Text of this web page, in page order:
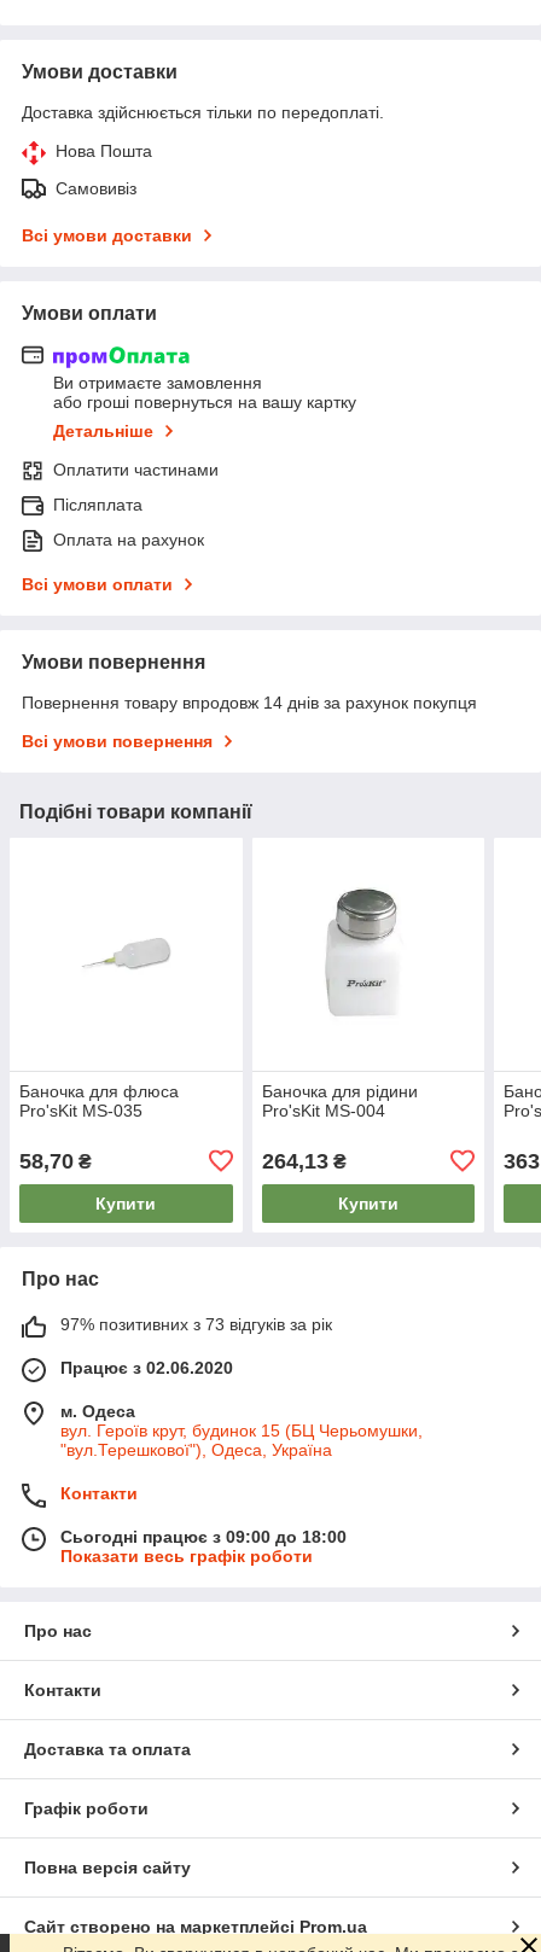
Умови доставки
Доставка здійснюється тільки по передоплаті.
Нова Пошта
Самовивіз
Всі умови доставки
Умови оплати
Ви отримаєте замовлення
або гроші повернуться на вашу картку
Детальніше
Оплатити частинами
Післяплата
Оплата на рахунок
Всі умови оплати
Умови повернення
Повернення товару впродовж 14 днів за рахунок покупця
Всі умови повернення
Подібні товари компанії
Баночка для флюса
Pro'sKit MS-035
58,70 ₴
Купити
Баночка для рідини
Pro'sKit MS-004
264,13₴
Купити
Про нас
97% позитивних з 73 відгуків за рік
Працює з 02.06.2020
м. Одеса
вул. Героїв крут, будинок 15 (БЦ Черьомушки,
"вул.Терешкової"), Одеса, Україна
Контакти
Сьогодні працює з 09:00 до 18:00
Показати весь графік роботи
Про нас
Контакти
Доставка та оплата
Графік роботи
Повна версія сайту
Сайт створено на маркетплейсі Prom.ua